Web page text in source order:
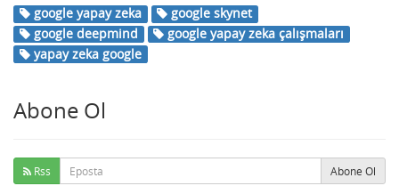
google yapay zeka
google skynet
google deepmind
google yapay zeka çalışmaları
yapay zeka google
Abone Ol
Rss Abone Ol